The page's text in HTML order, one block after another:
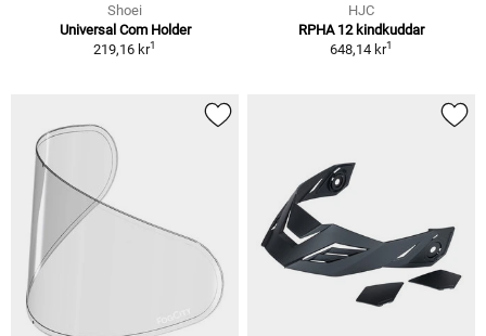
Shoei
Universal Com Holder
219,16 kr1
HJC
RPHA 12 kindkuddar
648,14 kr1